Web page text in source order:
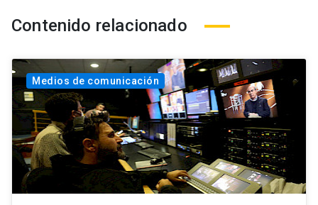
Contenido relacionado
Medios de comunicación